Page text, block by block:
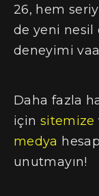
26, hem
de yeni
deneyimi
Daha fazla
için sitemize
medya
unutmayın!